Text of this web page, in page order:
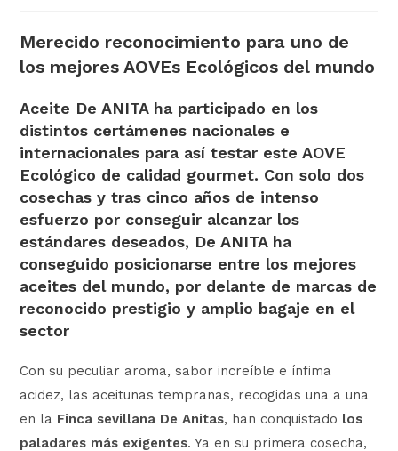
Merecido reconocimiento para uno de
los mejores AOVEs Ecológicos del mundo
Aceite De ANITA ha participado en los
distintos certámenes nacionales e
internacionales para así testar este AOVE
Ecológico de calidad gourmet. Con solo dos
cosechas y tras cinco años de intenso
esfuerzo por conseguir alcanzar los
estándares deseados, De ANITA ha
conseguido posicionarse entre los mejores
aceites del mundo, por delante de marcas de
reconocido prestigio y amplio bagaje en el
sector
Con su peculiar aroma, sabor increíble e ínfima
acidez, las aceitunas tempranas, recogidas una a una
en la Finca sevillana De Anitas, han conquistado los
paladares más exigentes. Ya en su primera cosecha,